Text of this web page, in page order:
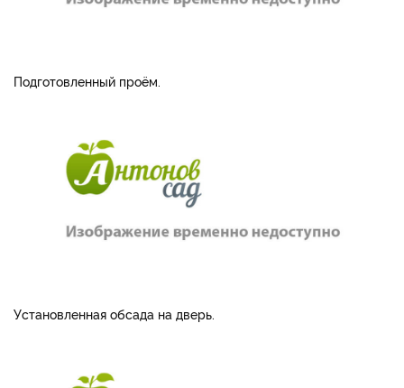
Подготовленный проём.
Установленная обсада на дверь.